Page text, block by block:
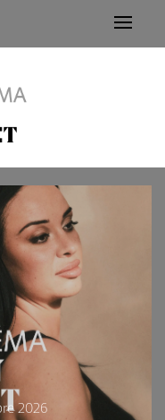
de vos
2026